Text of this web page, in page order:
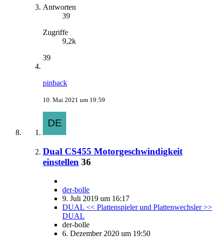
Antworten
39
Zugriffe
9,2k
39
pinback
10. Mai 2021 um 19:59
Dual CS455 Motorgeschwindigkeit
einstellen 36
der-bolle
9. Juli 2019 um 16:17
DUAL << Plattenspieler und Plattenwechsler >>
DUAL
der-bolle
6. Dezember 2020 um 19:50